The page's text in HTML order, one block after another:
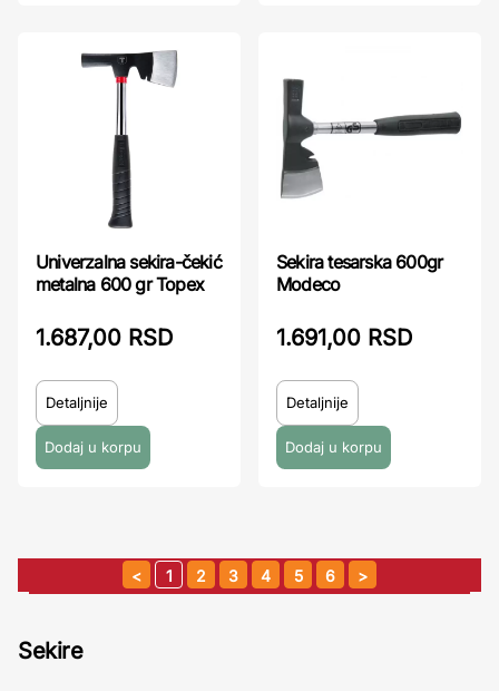
Univerzalna sekira-čekić
metalna 600 gr Topex
1.687,00 RSD
Detaljnije
Sekira tesarska 600gr
Modeco
1.691,00 RSD
Detaljnije
1 2 3 4 5 6
Sekire